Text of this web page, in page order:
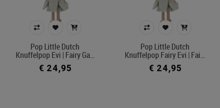
poppenwcpotje
poppenbad
Prijs
Pop Little Dutch
Knuffelpop Evi | Fairy Ga…
€ 24,95
Pop Little Dutch
Knuffelpop Fairy Evi | Fai…
€ 24,95